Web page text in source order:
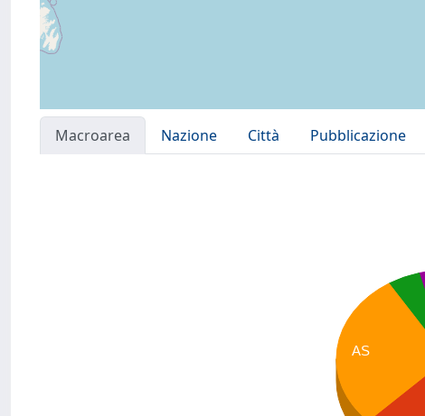
Macroarea Nazione Città Pubblicazione
AS